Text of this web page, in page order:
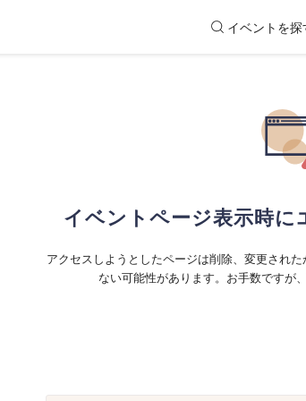
イベントを探
イベントページ表示時に
アクセスしようとしたページは削除、変更され
ない可能性があります。お手数ですが